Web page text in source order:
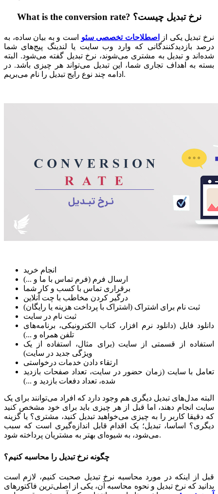
نرخ تبدیل چیست؟ ?What is the conversion rate
نرخ تبدیل یکی از اصطلاحات تخصصی سئو است و به بیان ساده، به
درصد بازدیدکنندگانی که وارد وب سایت یا لندینگ پیج‌های شما
شده‌اند و تبدیل به مشتری می‌شوند، نرخ تبدیل گفته می‌شود. البته
بسته به اهداف تجاری شما، این تبدیل می‌تواند هر چیزی باشد. در
ادامه چند نوع رایج تبدیل را نام می‌بریم.
انجام خرید
ارسال فرم (فرم تماس با ما و ...)
برقراری تماس با کسب و کار شما
درگیر کردن مخاطب با چت آنلاین
ثبت نام برای اشتراک (اشتراک با پرداخت هزینه یا رایگان)
ثبت نام در سایت
دانلود فایل (دانلود نرم افزار، کتاب الکترونیکی، برنامه‌های
تلفن همراه و ...)
استفاده از قسمتی از سایت (برای مثال، استفاده از یک
ویژگی جدید در سایت)
ارتقاء دادن خدمات درخواستی
تعامل با سایت (زمان حضور در سایت، تعداد صفحات بازدید
شده، تعداد دفعات بازدید و ...)
البته مدل‌های تبدیل دیگری هم وجود دارد که افراد می‌توانند برای یک
سایت انجام دهند، اما قبل از هر چیزی باید برای خود مشخص کنید
که دقیقا کاربر را به چیزی می‌خواهید تبدیل کنید، مشتری؟ یا گزینه
دیگری؟ اساسا، تبدیل؛ یک اقدام قابل اندازه‌گیری است که سبب
می‌شود، به شیوه‌ای بهتر به مشتریان پرداخته شود.
چگونه نرخ تبدیل را محاسبه کنیم؟
قبل از اینکه در مورد محاسبه نرخ تبدیل صحبت کنیم، لازم است
بدانید که نرخ تبدیل و نحوه محاسبه آن، یکی از اصلی‌ترین فاکتورهای